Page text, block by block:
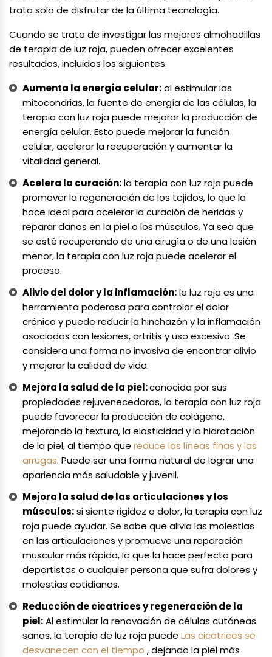
trata solo de disfrutar de la última tecnología.
Cuando se trata de investigar las mejores almohadillas
de terapia de luz roja, pueden ofrecer excelentes
resultados, incluidos los siguientes:
Aumenta la energía celular:al estimular las
mitocondrias, la fuente de energía de las células, la
terapia con luz roja puede mejorar la producción de
energía celular. Esto puede mejorar la función
celular, acelerar la recuperación y aumentar la
vitalidad general.
Acelera la curación:la terapia con luz roja puede
promover la regeneración de los tejidos, lo que la
hace ideal para acelerar la curación de heridas y
reparar daños en la piel o los músculos. Ya sea que
se esté recuperando de una cirugía o de una lesión
menor, la terapia con luz roja puede acelerar el
proceso.
Alivio del dolor y la inflamación:la luz roja es una
herramienta poderosa para controlar el dolor
crónico y puede reducir la hinchazón y la inflamación
asociadas con lesiones, artritis y uso excesivo. Se
considera una forma no invasiva de encontrar alivio
y mejorar la calidad de vida.
Mejora la salud de la piel:conocida por sus
propiedades rejuvenecedoras, la terapia con luz roja
puede favorecer la producción de colágeno,
mejorando la textura, la elasticidad y la hidratación
de la piel, al tiempo que reduce las líneas finas y las
arrugas. Puede ser una forma natural de lograr una
apariencia más saludable y juvenil.
Mejora la salud de las articulaciones y los
músculos:si siente rigidez o dolor, la terapia con luz
roja puede ayudar. Se sabe que alivia las molestias
en las articulaciones y promueve una reparación
muscular más rápida, lo que la hace perfecta para
deportistas o cualquier persona que sufra dolores y
molestias cotidianas.
Reducción de cicatrices y regeneración de la
piel:Al estimular la renovación de células cutáneas
sanas, la terapia de luz roja puede Las cicatrices se
desvanecen con el tiempo , dejando la piel más